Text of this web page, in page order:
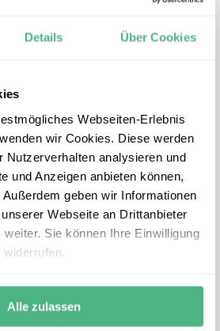
Details Über Cookies
Webseiten-Erlebnis
wir Cookies. Diese werden
Nutzerverhalten analysieren und
und Anzeigen anbieten können,
geben wir Informationen
Webseite an Drittanbieter
Sie können Ihre Einwilligung
Alle zulassen
E-Mail
Montag – Freitag: